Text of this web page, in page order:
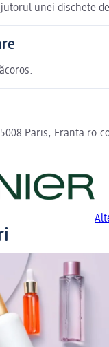
unei dischete
Paris, Franta